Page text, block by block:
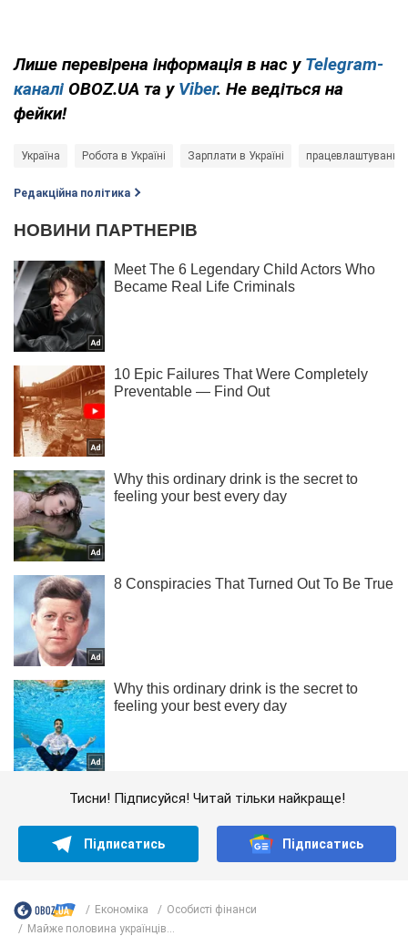
Лише перевірена інформація в нас у Telegram-
каналі OBOZ.UA та у Viber. Не ведіться на
фейки!
Україна Робота в Україні Зарплати в Україні працевлаштування
Редакційна політика
Тисни! Підписуйся! Читай тільки найкраще!
Підписатись Підписатись
Економіка
Особисті фінанси
Майже половина українців...